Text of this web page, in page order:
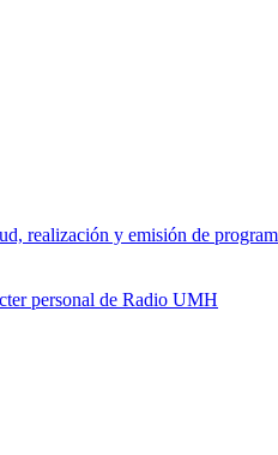
realización y emisión de
personal de Radio UMH